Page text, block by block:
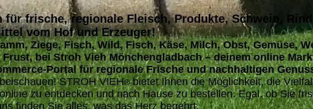
für frische, regionale Fleisch, Produkte, Schwein,
vom Hof und Erzeuger!
Ziege, Fisch, Wild, Fisch, Käse, Milch, Obst, Gemüse,
bei Stroh Vieh Mönchengladbach – deinem online
Portal für regionale Frische und nachhaltigen
STROH VIEH®bietet Ihnen die Möglichkeit, die
zu entdecken und nach Hause zu bestellen. Egal, ob Sie
finden Sie alles, was das Herz begehrt.